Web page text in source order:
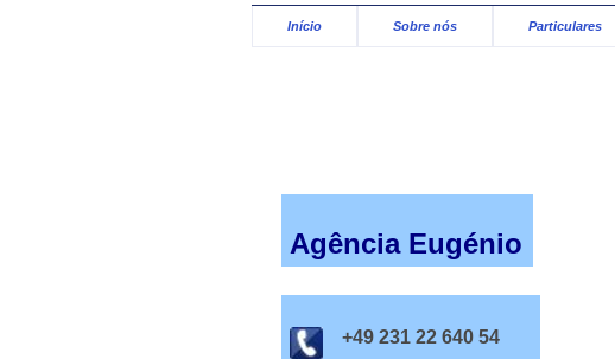
Início Sobre nós Particulares
Agência Eugénio
+49 231 22 640 54